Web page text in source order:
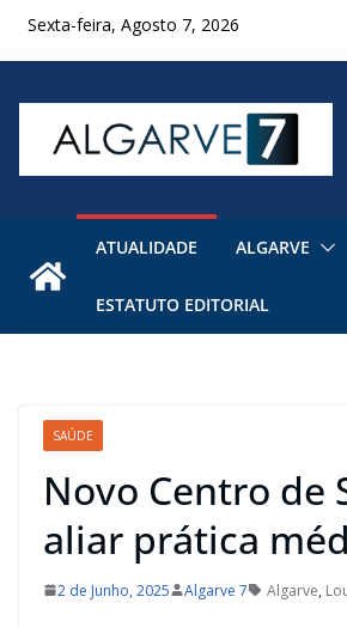
SkipSexta-feira, Agosto 7, 2026
ATUALIDADE ALGARVE
ESTATUTO EDITORIAL
SAÚDE
Novo Centro de
aliar prática
2 de Junho, 2025 Algarve 7 Algarve,